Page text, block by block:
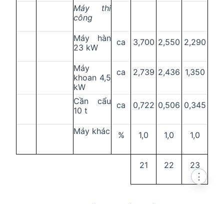
Máy thi
công
Máy hàn
23 kW
ca 3,700 2,550 2,290
Máy
khoan 4,5
kW
ca 2,739 2,436 1,350
Cần cẩu
10 t
ca 0,722 0,506 0,345
Máy khác % 1,0 1,0 1,0
21 22 23
⋮